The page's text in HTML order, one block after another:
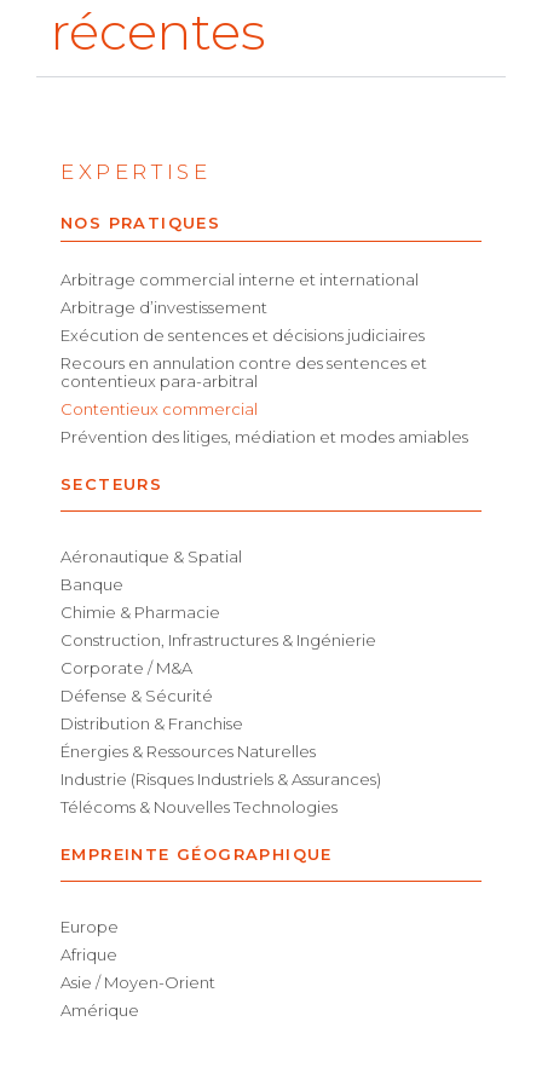
EXPERTISE
NOS PRATIQUES
Arbitrage commercial interne et international
Arbitrage d’investissement
Exécution de sentences et décisions judiciaires
Recours en annulation contre des sentences et
contentieux para-arbitral
Contentieux commercial
Prévention des litiges, médiation et modes amiables
SECTEURS
Aéronautique & Spatial
Banque
Chimie & Pharmacie
Construction, Infrastructures & Ingénierie
Corporate / M&A
Défense & Sécurité
Distribution & Franchise
Énergies & Ressources Naturelles
Industrie (Risques Industriels & Assurances)
Télécoms & Nouvelles Technologies
EMPREINTE GÉOGRAPHIQUE
Europe
Afrique
Asie / Moyen-Orient
Amérique
récentes